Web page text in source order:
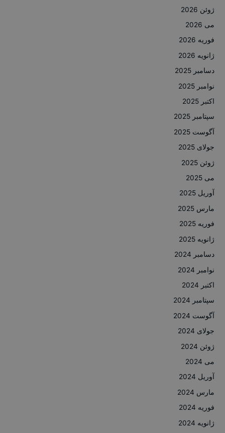
ژوئن 2026
می 2026
فوریه 2026
ژانویه 2026
دسامبر 2025
نوامبر 2025
اکتبر 2025
سپتامبر 2025
آگوست 2025
جولای 2025
ژوئن 2025
می 2025
آوریل 2025
مارس 2025
فوریه 2025
ژانویه 2025
دسامبر 2024
نوامبر 2024
اکتبر 2024
سپتامبر 2024
آگوست 2024
جولای 2024
ژوئن 2024
می 2024
آوریل 2024
مارس 2024
فوریه 2024
ژانویه 2024